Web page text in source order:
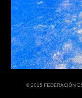
© 2015 FEDERACIÓN